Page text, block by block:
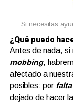
Si necesitas
¿Qué puedo
Antes de nada, si
mobbing,
afectado a
posibles: por f
dejado de hacer